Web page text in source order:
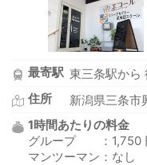
最寄駅 東三条駅から
住所
新潟県三条
1時間あたりの料金
グループ ：1,750
マンツーマン：なし